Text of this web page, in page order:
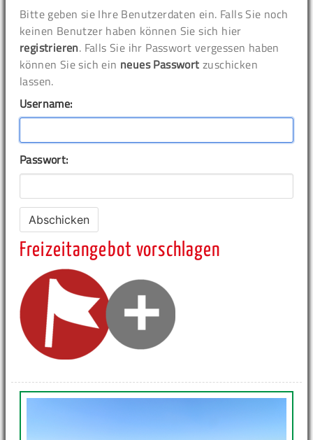
Bitte geben sie Ihre Benutzerdaten ein. Falls Sie noch
keinen Benutzer haben können Sie sich hier
registrieren. Falls Sie ihr Passwort vergessen haben
können Sie sich ein neues Passwort zuschicken
lassen.
Username:
Passwort:
Freizeitangebot vorschlagen